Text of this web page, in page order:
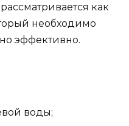
как
необходимо
эффективно.
воды;